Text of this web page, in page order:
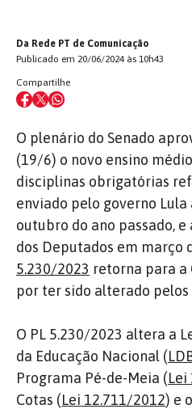
Da Rede PT de Comunicação
Publicado em 20/06/2024 às 10h43
Compartilhe
O plenário do Senado
(19/6) o novo ensino
disciplinas obrigatórias
enviado pelo governo Lula
outubro do ano passado,
dos Deputados em março
5.230/2023 retorna para a
por ter sido alterado pelos
O PL 5.230/2023 altera a
da Educação Nacional (
Programa Pé-de-Meia (Lei
Cotas (Lei 12.711/2012) e